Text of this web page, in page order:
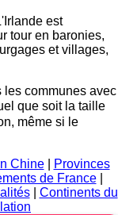
est
tour en baronies,
et villages,
les communes avec
que soit la taille
même si le
Chine|
Provinces
de France|
| Continents du